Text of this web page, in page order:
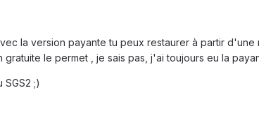
la version payante tu peux restaurer à partir
le permet , je sais pas, j'ai toujours eu la
;)